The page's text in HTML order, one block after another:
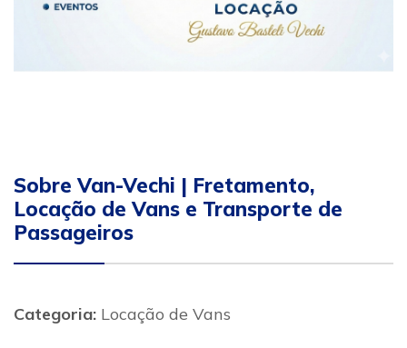
Sobre Van-Vechi | Fretamento,
Locação de Vans e Transporte de
Passageiros
Categoria: Locação de Vans